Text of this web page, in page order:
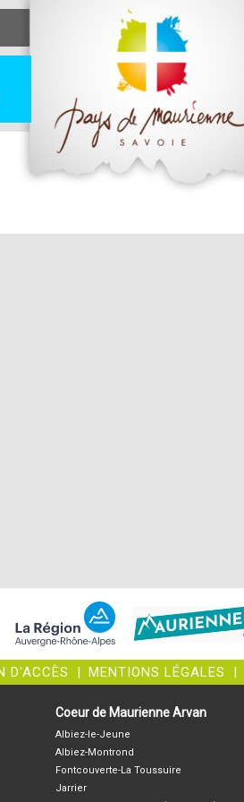
D'ACCÈS | MENTIONS LÉGALES |
Coeur de Maurienne Arvan
Albiez-le-Jeune
Albiez-Montrond
Fontcouverte-La Toussuire
Jarrier